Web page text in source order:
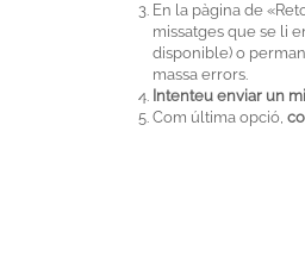
En la pàgina de
missatges que se li
disponible) o
massa errors.
Intenteu enviar un
Com última opció,